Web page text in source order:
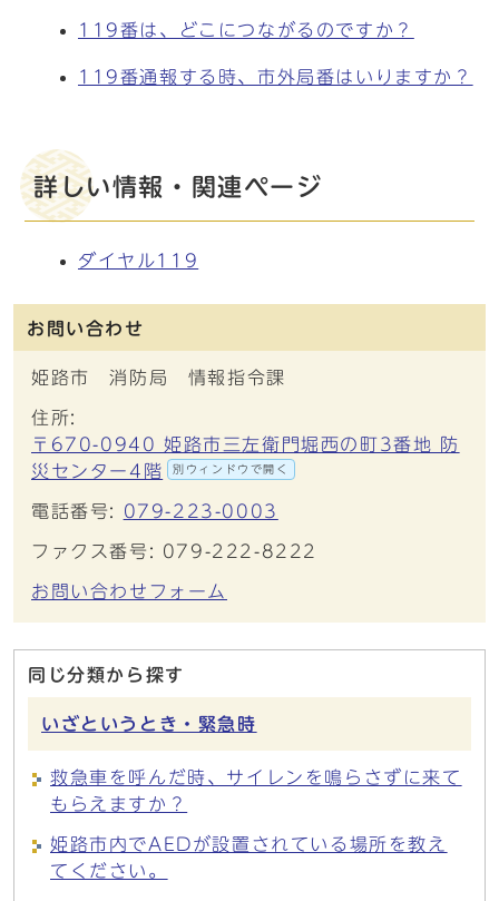
119番は、どこにつながるのですか？
119番通報する時、市外局番はいりますか？
詳しい情報・関連ページ
ダイヤル119
お問い合わせ
姫路市 消防局 情報指令課
住所:
〒670-0940 姫路市三左衛門堀西の町3番地 防
災センター4階
別ウィンドウで開く
電話番号: 079-223-0003
ファクス番号: 079-222-8222
お問い合わせフォーム
同じ分類から探す
いざというとき・緊急時
救急車を呼んだ時、サイレンを鳴らさずに来て
もらえますか？
姫路市内でAEDが設置されている場所を教え
てください。